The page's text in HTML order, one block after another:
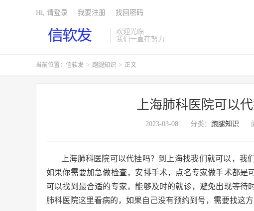
欢迎光临
我们一直在努力
Hi, 请登录 我要注册 找回密码
当前位置： 信软发 > 跑腿知识 > 正文
上海肺科医院可以
2023-03-08 分类： 跑腿知识
上海肺科医院可以代挂吗？到上海找我们就可以，我
如果你需要加急做检查，安排手术，点名专家做手术都是
可以找到最合适的专家，能够及时的就诊，避免出现等
肺科医院这里看病的，如果自己没有预约到号，需要找这